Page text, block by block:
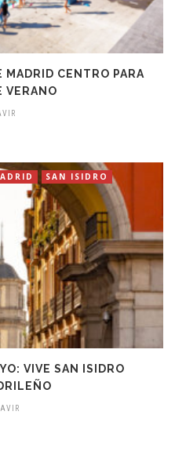
MADRID CENTRO PARA
VERANO
SAN ISIDRO
VIVE SAN ISIDRO